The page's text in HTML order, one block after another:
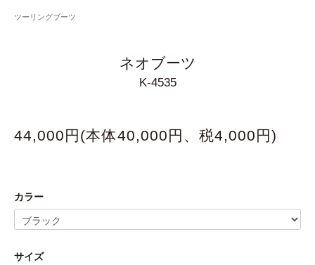
ツーリングブーツ
ネオブーツ
K-4535
44,000円(本体40,000円、税4,000円)
カラー
サイズ